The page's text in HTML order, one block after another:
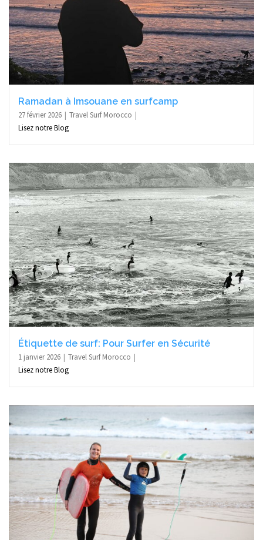
Ramadan à Imsouane en surfcamp
27 février 2026
Travel Surf Morocco
Lisez notre Blog
Étiquette de surf: Pour Surfer en Sécurité
1 janvier 2026
Travel Surf Morocco
Lisez notre Blog